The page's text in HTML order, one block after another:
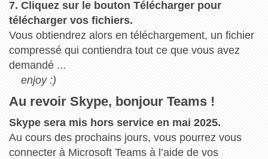
7. Cliquez sur le bouton Télécharger pour
télécharger vos fichiers.
Vous obtiendrez alors en téléchargement, un fichier
compressé qui contiendra tout ce que vous avez
demandé ...
enjoy :)
Au revoir Skype, bonjour Teams !
Skype sera mis hors service en mai 2025.
Au cours des prochains jours, vous pourrez vous
connecter à Microsoft Teams à l’aide de vos